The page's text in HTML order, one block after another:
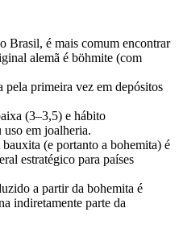
Brasil, é mais comum encontrar
alemã é böhmite (com
pela primeira vez em depósitos
(3–3,5) e hábito
em joalheria.
bauxita (e portanto a bohemita) é
estratégico para países
a partir da bohemita é
indiretamente parte da